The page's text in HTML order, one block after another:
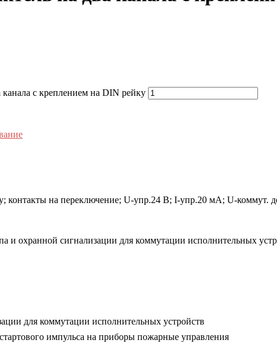
с креплением на DIN рейку
контакты на переключение; U-упр.24 В; I-упр.20 мА; U-
и охранной сигнализации для коммутации исполнительных
для коммутации исполнительных устройств
импульса на приборы пожарные управления